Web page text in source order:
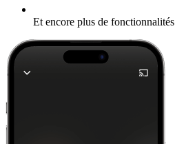
Et encore plus de fonctionnalités